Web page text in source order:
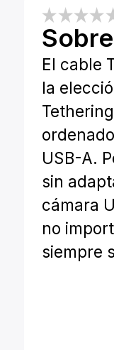
El cable
la
USB-A.
sin
cámara
no
siempre